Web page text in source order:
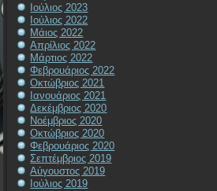
Ιούλιος 2023
Ιούλιος 2022
Μάιος 2022
Απρίλιος 2022
Μάρτιος 2022
Φεβρουάριος 2022
Οκτώβριος 2021
Ιανουάριος 2021
Δεκέμβριος 2020
Νοέμβριος 2020
Οκτώβριος 2020
Φεβρουάριος 2020
Σεπτέμβριος 2019
Αύγουστος 2019
Ιούλιος 2019